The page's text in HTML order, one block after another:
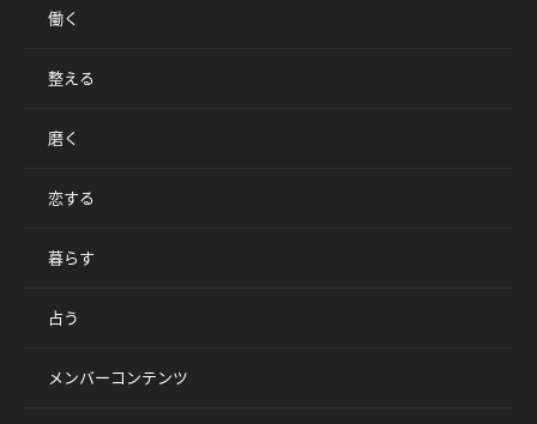
働く
整える
磨く
恋する
暮らす
占う
メンバーコンテンツ